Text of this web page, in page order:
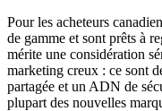
Pour les acheteurs
de gamme et sont prêts à
mérite une considération
marketing creux : ce sont
partagée et un ADN de
plupart des nouvelles